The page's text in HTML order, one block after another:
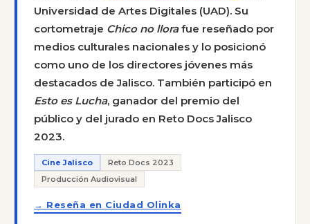
Universidad de Artes Digitales (UAD). Su
cortometraje Chico no llorafue reseñado por
medios culturales nacionales y lo posicionó
como uno de los directores jóvenes más
destacados de Jalisco. También participó en
Esto es Lucha, ganador del premio del
público y del jurado en Reto Docs Jalisco
2023.
Cine Jalisco
Reto Docs 2023
Producción Audiovisual
→ Reseña en Ciudad Olinka